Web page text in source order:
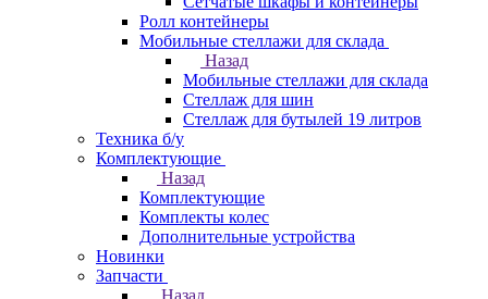
Ролл контейнеры
Мобильные стеллажи для склада
Назад
Мобильные стеллажи для склада
Стеллаж для шин
Стеллаж для бутылей 19 литров
Техника б/у
Комплектующие
Назад
Комплектующие
Комплекты колес
Дополнительные устройства
Новинки
Запчасти
Назад